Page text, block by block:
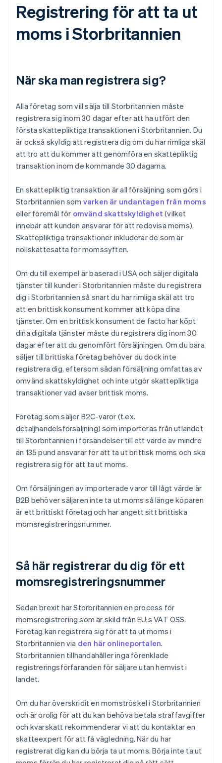
Registrering för att ta ut
moms i Storbritannien
När ska man registrera sig?
Alla företag som vill sälja till Storbritannien måste
registrera sig inom 30 dagar efter att ha utfört den
första skattepliktiga transaktionen i Storbritannien. Du
är också skyldig att registrera dig om du har rimliga skäl
att tro att du kommer att genomföra en skattepliktig
transaktion inom de kommande 30 dagarna.
En skattepliktig transaktion är all försäljning som görs i
Storbritannien som varken är undantagen från moms
eller föremål för omvänd skattskyldighet (vilket
innebär att kunden ansvarar för att redovisa moms).
Skattepliktiga transaktioner inkluderar de som är
nollskattesatta för momssyften.
Om du till exempel är baserad i USA och säljer digitala
tjänster till kunder i Storbritannien måste du registrera
dig i Storbritannien så snart du har rimliga skäl att tro
att en brittisk konsument kommer att köpa dina
tjänster. Om en brittisk konsument de facto har köpt
dina digitala tjänster måste du registrera dig inom 30
dagar efter att du genomfört försäljningen. Om du bara
säljer till brittiska företag behöver du dock inte
registrera dig, eftersom sådan försäljning omfattas av
omvänd skattskyldighet och inte utgör skattepliktiga
transaktioner vad avser brittisk moms.
Företag som säljer B2C-varor (t.ex.
detaljhandelsförsäljning) som importeras från utlandet
till Storbritannien i försändelser till ett värde av mindre
än 135 pund ansvarar för att ta ut brittisk moms och ska
registrera sig för att ta ut moms.
Om försäljningen av importerade varor till lågt värde är
B2B behöver säljaren inte ta ut moms så länge köparen
är ett brittiskt företag och har angett sitt brittiska
momsregistreringsnummer.
Så här registrerar du dig för ett
momsregistreringsnummer
Sedan brexit har Storbritannien en process för
momsregistrering som är skild från EU:s VAT OSS.
Företag kan registrera sig för att ta ut moms i
Storbritannien via den här onlineportalen.
Storbritannien tillhandahåller inga förenklade
registreringsförfaranden för säljare utan hemvist i
landet.
Om du har överskridit en momströskel i Storbritannien
och är orolig för att du kan behöva betala straffavgifter
och kvarskatt rekommenderar vi att du kontaktar en
skatteexpert för att få vägledning. När du har
registrerat dig kan du börja ta ut moms. Börja inte ta ut